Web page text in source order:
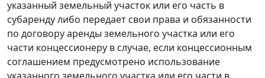
указанный земельный участок или его часть в
субаренду либо передает свои права и обязанности
по договору аренды земельного участка или его
части концессионеру в случае, если концессионным
соглашением предусмотрено использование